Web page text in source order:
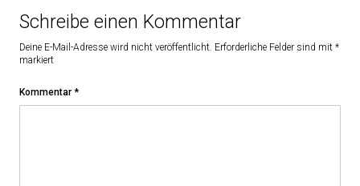
Schreibe einen Kommentar
Deine E-Mail-Adresse wird nicht veröffentlicht. Erforderliche Felder sind mit *
markiert
Kommentar *